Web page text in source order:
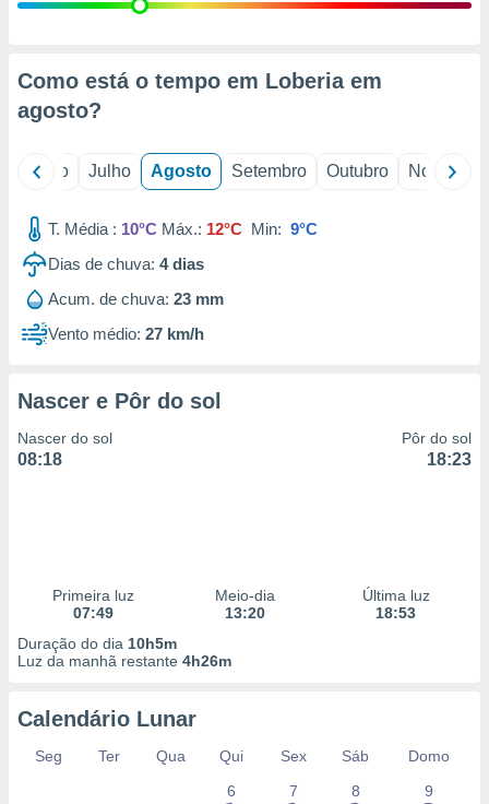
estudos
1199
Como está o tempo em Loberia em
agosto?
Junho Julho Agosto Setembro Outubro Novembro
T. Média : 10°C Máx.: 12°C Min: 9°C
Dias de chuva: 4dias
Acum. de chuva: 23 mm
Vento médio: 27 km/h
Nascer e Pôr do sol
Nascer do sol
08:18
Pôr do sol
18:23
Primeira luz
07:49
Meio-dia
13:20
Última luz
18:53
Duração do dia 10h5m
Luz da manhã restante 4h26m
Calendário Lunar
Seg Ter Qua Qui Sex Sáb
Domo
6
7 8 9